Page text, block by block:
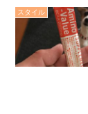
スタイル